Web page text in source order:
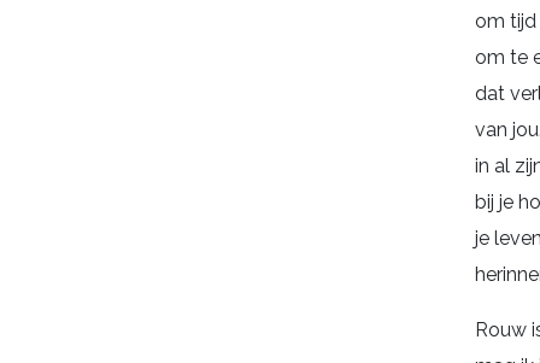
om tijd
om te
dat
van
in al
bij je
je
Rouw